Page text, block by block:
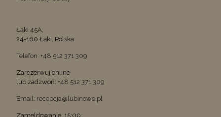
Łąki 45A,
24-160 Łąki, Polska
Telefon: +48 512 371 309
Zarezerwuj online
lub zadzwoń: +48 512 371 309
Email: recepcja@lubinowe.pl
Zameldowanie: 15:00